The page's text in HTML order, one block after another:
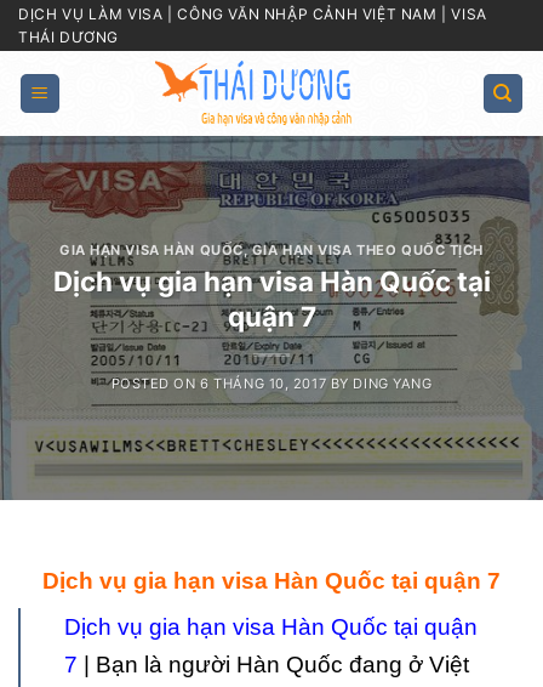
Skip
to
content
DỊCH VỤ LÀM VISA | CÔNG VĂN NHẬP CẢNH VIỆT NAM | VISA
THÁI DƯƠNG
GIA HẠN VISA HÀN QUỐC,GIA HẠN VISA THEO QUỐC TỊCH
Dịch vụ gia hạn visa Hàn Quốc tại
quận 7
POSTED ON6 THÁNG 10, 2017BY DING YANG
Dịch vụ gia hạn visa Hàn Quốc tại quận 7
Dịch vụ gia hạn visa Hàn Quốc tại quận
7 | Bạn là người Hàn Quốc đang ở Việt